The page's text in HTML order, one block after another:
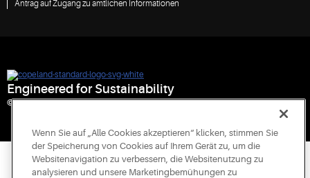
Antrag auf Zugang zu amtlichen Informationen
Engineered for Sustainability
© 2026 Copeland LP. All rights reserved.
Wenn Sie auf „Alle Cookies akzeptieren“ klicken, stimmen Sie
der Speicherung von Cookies auf Ihrem Gerät zu, um die
Websitenavigation zu verbessern, die Websitenutzung zu
analysieren und unsere Marketingbemühungen zu